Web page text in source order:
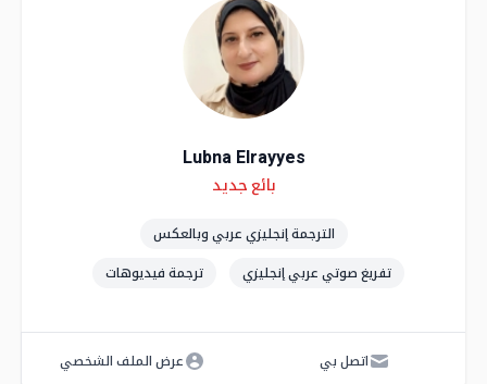
Lubna Elrayyes
بائع جديد
الترجمة إنجليزي عربي وبالعكس
تفريغ صوتي عربي إنجليزي
ترجمة فيديوهات
اتصل بي عرض الملف الشخصي